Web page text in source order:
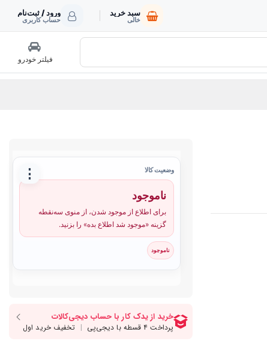
سبد خرید
خالی
ورود / ثبت‌نام
حساب کاربری
فیلتر خودرو
⋮ وضعیت کالا
ناموجود
برای اطلاع از موجود شدن، از منوی سه‌نقطه
گزینه «موجود شد اطلاع بده» را بزنید.
ناموجود